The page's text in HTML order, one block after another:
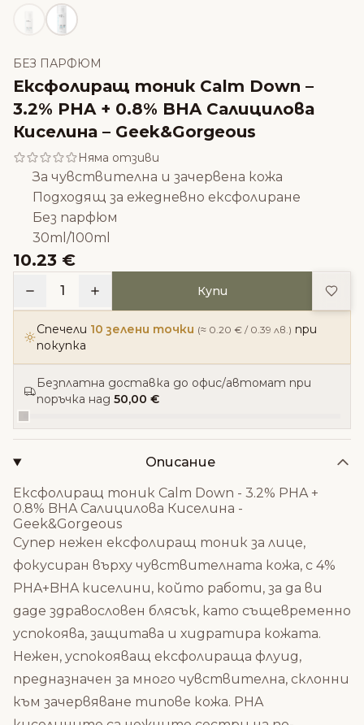
БЕЗ ПАРФЮМ
Ексфолиращ тоник Calm Down –
3.2% PHA + 0.8% BHA Салицилова
Киселина – Geek&Gorgeous
Няма отзиви
За чувствителна и зачервена кожа
Подходящ за ежедневно ексфолиране
Без парфюм
30ml/100ml
10.23 €
1 Купи
Спечели 10 зелени точки (≈ 0.20 € / 0.39 лв.) при
покупка
Безплатна доставка до офис/автомат при
поръчка над 50,00 €
Описание
Ексфолиращ тоник Calm Down - 3.2% PHA +
0.8% BHA Салицилова Киселина -
Geek&Gorgeous
Супер нежен ексфолиращ тоник за лице,
фокусиран върху чувствителната кожа, с 4%
PHA+BHA киселини, който работи, за да ви
даде здравословен блясък, като същевременно
успокоява, защитава и хидратира кожата.
Нежен, успокояващ ексфолираща флуид,
предназначен за много чувствителна, склонни
към зачервяване типове кожа. PHA